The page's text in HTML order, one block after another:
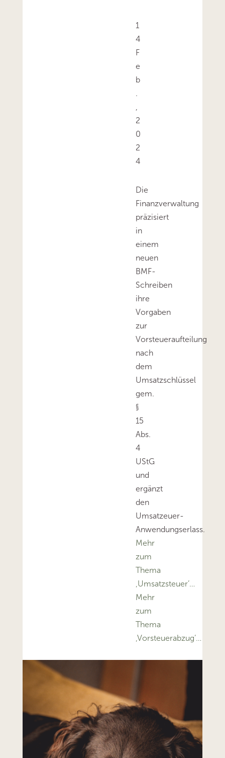
1
4
F
e
b
.
,
2
0
2
4
Die
Finanzverwaltung
präzisiert
in
einem
neuen
BMF-
Schreiben
ihre
Vorgaben
zur
Vorsteueraufteilung
nach
dem
Umsatzschlüssel
gem.
§
15
Abs.
4
UStG
und
ergänzt
den
Umsatzeuer-
Anwendungserlass.
Mehr
zum
Thema
‚Umsatzsteuer’…
Mehr
zum
Thema
‚Vorsteuerabzug’…